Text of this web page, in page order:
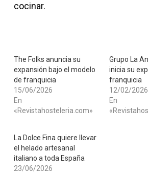
cocinar.
The Folks anuncia su
expansión bajo el modelo
de franquicia
15/06/2026
En
«Revistahosteleria.com»
Grupo La
inicia su
franquicia
12/02/2026
En
La Dolce Fina quiere llevar
el helado artesanal
italiano a toda España
23/06/2026